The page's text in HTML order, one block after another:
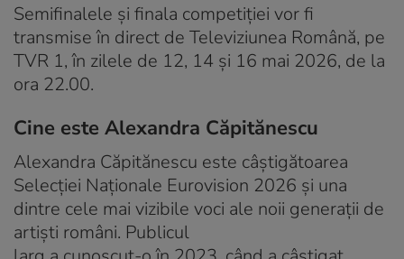
Semifinalele și finala competiției vor fi
transmise în direct de Televiziunea Română, pe
TVR 1, în zilele de 12, 14 şi 16 mai 2026, de la
ora 22.00.
Cine este Alexandra Căpitănescu
Alexandra Căpitănescu este câștigătoarea
Selecției Naționale Eurovision 2026 și una
dintre cele mai vizibile voci ale noii generații de
artiști români. Publicul